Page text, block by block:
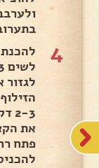
4
להכנת
את
פתח